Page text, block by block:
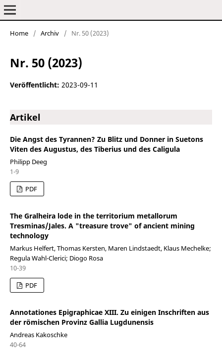
Frankfurter elektronische Rundschau zur Altertumskunde
Home / Archiv / Nr. 50 (2023)
Nr. 50 (2023)
Veröffentlicht: 2023-09-11
Artikel
Die Angst des Tyrannen? Zu Blitz und Donner in Suetons
Viten des Augustus, des Tiberius und des Caligula
Philipp Deeg
1-9
PDF
The Gralheira lode in the territorium metallorum
Tresminas/Jales. A "treasure trove" of ancient mining
technology
Markus Helfert, Thomas Kersten, Maren Lindstaedt, Klaus Mechelke;
Regula Wahl-Clerici; Diogo Rosa
10-39
PDF
Annotationes Epigraphicae XIII. Zu einigen Inschriften aus
der römischen Provinz Gallia Lugdunensis
Andreas Kakoschke
40-64